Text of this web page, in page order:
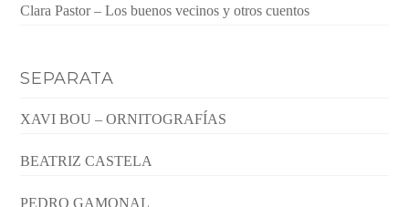
Clara Pastor – Los buenos vecinos y otros cuentos
SEPARATA
XAVI BOU – ORNITOGRAFÍAS
BEATRIZ CASTELA
PEDRO GAMONAL